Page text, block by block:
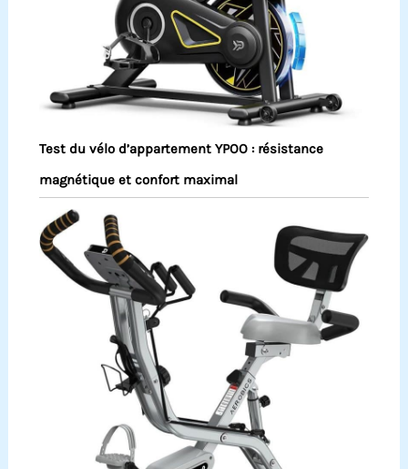
Test du vélo d’appartement YPOO : résistance
magnétique et confort maximal